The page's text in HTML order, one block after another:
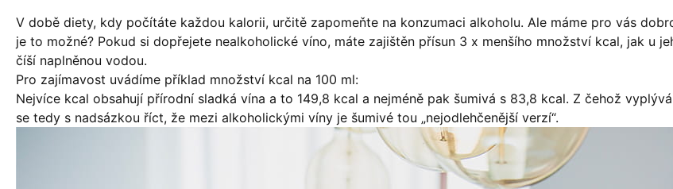
V době diety, kdy počítáte každou kalorii, určitě zapomeňte na konzumaci alkoholu. Ale máme pro vás
je to možné? Pokud si dopřejete nealkoholické víno, máte zajištěn přísun 3 x menšího množství kcal, jak u
číší naplněnou vodou.
Pro zajímavost uvádíme příklad množství kcal na 100 ml:
Nejvíce kcal obsahují přírodní sladká vína a to 149,8 kcal a nejméně pak šumivá s 83,8 kcal. Z čehož
se tedy s nadsázkou říct, že mezi alkoholickými víny je šumivé tou „nejodlehčenější verzí“.